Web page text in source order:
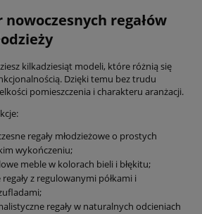
regałów
kilkadziesiąt modeli, które różnią się
Dzięki temu bez trudu
pomieszczenia i charakteru aranżacji.
regały młodzieżowe o prostych
wykończeniu;
meble w kolorach bieli i błękitu;
regały z regulowanymi półkami i
regały w naturalnych odcieniach